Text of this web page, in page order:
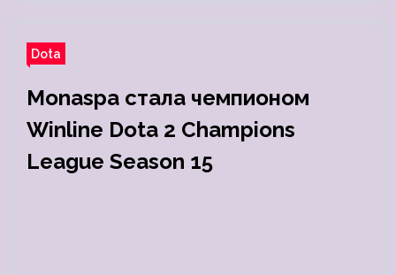
Dota
Monaspa стала чемпионом
Winline Dota 2 Champions
League Season 15